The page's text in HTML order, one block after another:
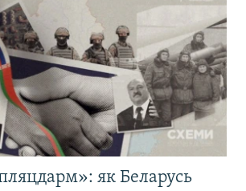
як Беларусь